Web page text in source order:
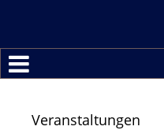
Veranstaltungen